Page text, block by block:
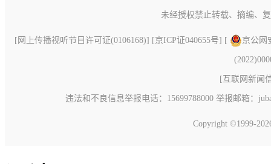
未经授权禁止转载、摘编、
[ 网上传播视听节目许可证(0106168)] [京ICP证040655号] [ 京公网
[ 互联网新闻
违法和不良信息举报电话：15699788000 举报邮箱：
Copyright ©1999-